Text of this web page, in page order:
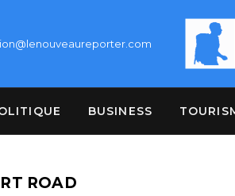
BUSINESS
ROAD